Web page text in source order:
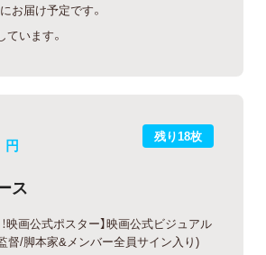
お届け予定です。
います。
残り18枚
円
ス
映画公式ポスター】映画公式ビジュアル
督/脚本家&メンバー全員サイン入り)